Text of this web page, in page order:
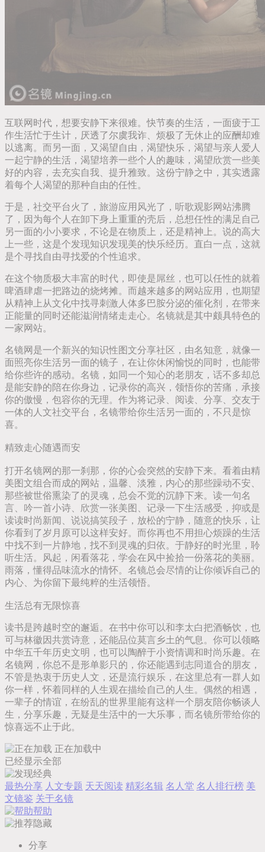
互联网时代，想要安静下来很难。快节奏的生活，一面疲于工
作生活忙于生计，厌透了尔虞我诈、烦极了无休止的应酬却难
以逃离。而另一面，又渴望自由，渴望快乐，渴望与亲人爱人
一起宁静的生活，渴望培养一些个人的趣味，渴望欣赏一些美
好的内容，去充实自我、提升雅致。这份宁静之中，其实透露
着每个人渴望的那种自由的任性。
于是，社交平台火了，旅游应用风光了，听歌观影网站沸腾
了，因为每个人在卸下身上重重的壳后，总想任性的满足自己
另一面的小小要求，不论是在物质上，还是精神上。说的高大
上一些，这是个发现知识发现美的快乐经历。直白一点，这就
是个寻找自由寻找爱的个性追求。
在这个物质极大丰富的时代，即使是屌丝，也可以任性的就着
啤酒肆虐一把路边的烧烤摊。而越来越多的网站应用，也期望
从精神上从文化中找寻刺激人体多巴胺分泌的催化剂，在带来
正能量的同时还能滋润情绪走走心。名镜就是其中颇具特色的
一家网站。
名镜网是一个新兴的知识性图文分享社区，由名知意，就像一
面照亮你生活另一面的镜子，在让你休闲愉悦的同时，也能带
给你些许的感动。名镜，如同一个知心的老朋友，话不多却总
是能安静的陪在你身边，记录你的高兴，领悟你的苦痛，承接
你的傲慢，包容你的无理。作为将记录、阅读、分享、交友于
一体的人文社交平台，名镜带给你生活另一面的，不只是惊
喜。
精致走心随遇而安
打开名镜网的那一刹那，你的心会突然的安静下来。看着由精
美图文组合而成的网站，温馨、淡雅，内心的那些躁动不安、
那些被世俗熏染了的灵魂，总会不觉的沉静下来。读一句名
言、吟一首小诗、欣赏一张美图、记录一下生活感受，抑或是
读读时尚新闻、说说搞笑段子，放松的宁静，随意的快乐，让
你看到了岁月原可以这样安好。而你再也不用担心烦躁的生活
中找不到一片静地，找不到灵魂的归依。于静好的时光里，聆
听生活。风起，闲看落花，学会在风中捡拾一份落花的美丽。
雨落，懂得品味流水的情怀。名镜总会尽情的让你倾诉自己的
内心、为你留下最纯粹的生活领悟。
生活总有无限惊喜
读书是跨越时空的邂逅。在书中你可以和李太白把酒畅饮，也
可与林徽因共赏诗意，还能品位莫言乡土的气息。你可以领略
中华五千年历史文明，也可以陶醉于小资情调和时尚乐趣。在
名镜网，你总不是形单影只的，你还能遇到志同道合的朋友，
不管是热衷于历史人文，还是流行娱乐，在这里总有一群人如
你一样，怀着同样的人生观在描绘自己的人生。偶然的相遇，
一辈子的情谊，在纷乱的世界里能有这样一个朋友陪你畅谈人
生，分享乐趣，无疑是生活中的一大乐事，而名镜所带给你的
惊喜远不止于此。
正在加载中
已经显示全部
最热分享 人文专题 天天阅读 精彩名辑 名人堂 名人排行榜 美
文镜鉴 关于名镜
帮助
隐藏
分享